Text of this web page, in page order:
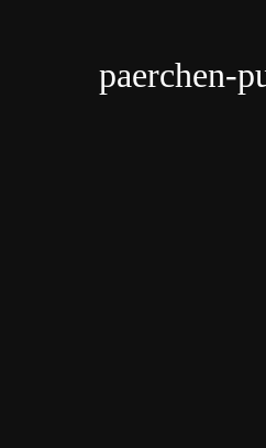
paerchen-